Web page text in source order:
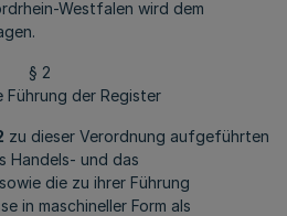
Westfalen wird dem
§ 2
Führung der Register
zu dieser Verordnung aufgeführten
Handels- und das
die zu ihrer Führung
in maschineller Form als